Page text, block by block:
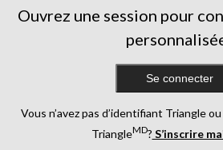
Ouvrez une session pour
Se connecter
Vous n’avez pas d’identifiant Triangle
TriangleMD? S’inscrire